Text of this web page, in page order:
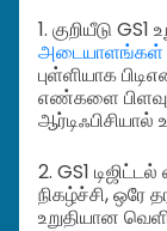
1. குறியீடு
அடையாளங்கள்
புள்ளியாக
எண்களை பிளவுப்
ஆர்டிஃபிசியால்
2. GS1
நிகழ்ச்சி, ஒரே
உறுதியான